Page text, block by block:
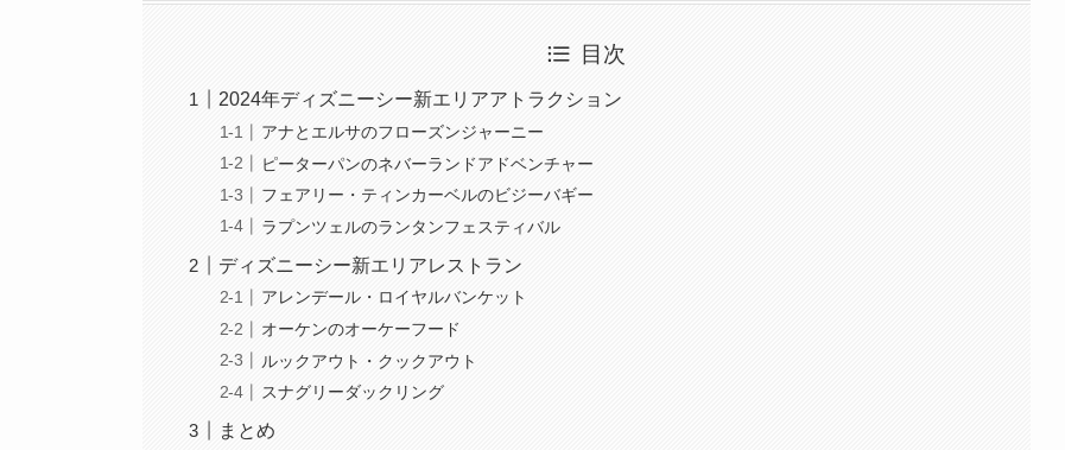
目次
2024年ディズニーシー新エリアアトラクション
アナとエルサのフローズンジャーニー
ピーターパンのネバーランドアドベンチャー
フェアリー・ティンカーベルのビジーバギー
ラプンツェルのランタンフェスティバル
ディズニーシー新エリアレストラン
アレンデール・ロイヤルバンケット
オーケンのオーケーフード
ルックアウト・クックアウト
スナグリーダックリング
まとめ